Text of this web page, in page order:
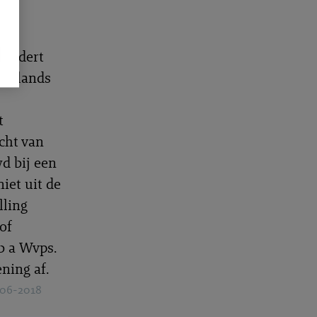
van
bij een
uit de
a Wvps.
af.
2018